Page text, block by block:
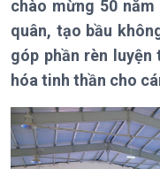
chào mừng 50
quân, tạo bầu
góp phần rèn
hóa tinh thần cho